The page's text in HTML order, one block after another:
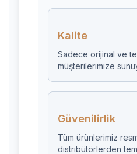
Kalite
Sadece orijinal ve
müşterilerimize
Güvenilirlik
Tüm ürünlerimiz
distribütörlerden